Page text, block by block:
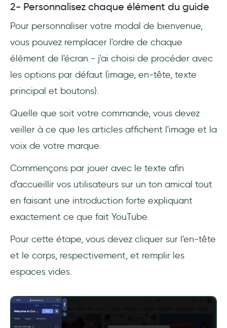
2- Personnalisez chaque élément du guide
Pour personnaliser votre modal de bienvenue,
vous pouvez remplacer l'ordre de chaque
élément de l'écran - j'ai choisi de procéder avec
les options par défaut (image, en-tête, texte
principal et boutons).
Quelle que soit votre commande, vous devez
veiller à ce que les articles affichent l'image et la
voix de votre marque.
Commençons par jouer avec le texte afin
d'accueillir vos utilisateurs sur un ton amical tout
en faisant une introduction forte expliquant
exactement ce que fait YouTube.
Pour cette étape, vous devez cliquer sur l'en-tête
et le corps, respectivement, et remplir les
espaces vides.